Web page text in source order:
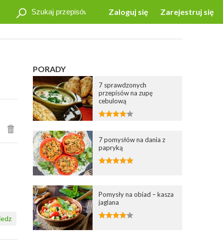
Zaloguj się Zarejestruj się
PORADY
7 sprawdzonych
przepisów na zupę
cebulową
7 pomysłów na dania z
papryką
Pomysły na obiad – kasza
jaglana